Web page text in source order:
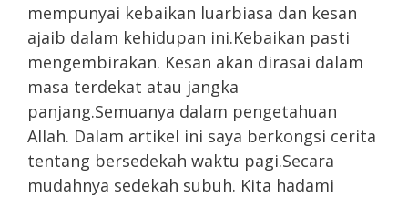
mempunyai kebaikan luarbiasa dan kesan
ajaib dalam kehidupan ini.Kebaikan pasti
mengembirakan. Kesan akan dirasai dalam
masa terdekat atau jangka
panjang.Semuanya dalam pengetahuan
Allah. Dalam artikel ini saya berkongsi cerita
tentang bersedekah waktu pagi.Secara
mudahnya sedekah subuh. Kita hadami